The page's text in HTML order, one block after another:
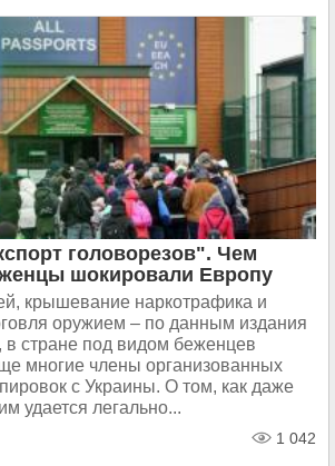
головорезов". Чем
шокировали Европу
крышевание наркотрафика и
оружием – по данным издания
в стране под видом беженцев
многие члены организованных
с Украины. О том, как даже
удается легально...
1 042